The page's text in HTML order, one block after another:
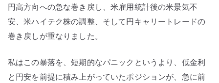
レ
ー
ド、
金
利
円高方向への急な巻き戻し、米雇用統計後の米景気不
安、米ハイテク株の調整、そして円キャリートレードの
巻き戻しが重なりました。
私はこの暴落を、短期的なパニックというより、低金利
と円安を前提に積み上がっていたポジションが、急に前